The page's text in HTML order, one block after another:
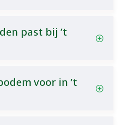
past bij ’t
voor in ’t